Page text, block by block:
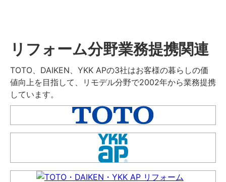
リフォーム分野業務提携関連
TOTO、DAIKEN、YKK APの3社はお客様の暮らしの価
値向上を目指して、リモデル分野で2002年から業務提携
しています。